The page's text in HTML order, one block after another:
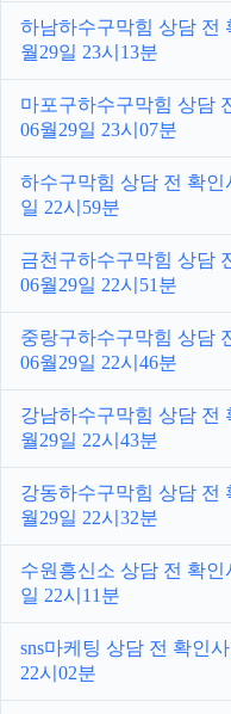
하남하수구막힘 상담 전
월29일 23시13분
마포구하수구막힘 상담
06월29일 23시07분
하수구막힘 상담 전 확인
일 22시59분
금천구하수구막힘 상담
06월29일 22시51분
중랑구하수구막힘 상담
06월29일 22시46분
강남하수구막힘 상담 전
월29일 22시43분
강동하수구막힘 상담 전
월29일 22시32분
수원흥신소 상담 전 확인
일 22시11분
sns마케팅 상담 전 확인
22시02분